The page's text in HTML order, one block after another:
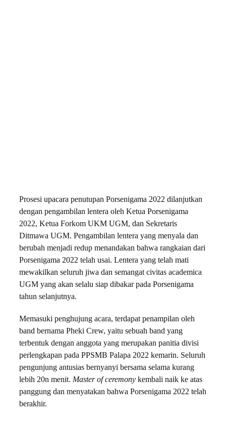
Prosesi upacara penutupan Porsenigama 2022 dilanjutkan
dengan pengambilan lentera oleh Ketua Porsenigama
2022, Ketua Forkom UKM UGM, dan Sekretaris
Ditmawa UGM. Pengambilan lentera yang menyala dan
berubah menjadi redup menandakan bahwa rangkaian dari
Porsenigama 2022 telah usai. Lentera yang telah mati
mewakilkan seluruh jiwa dan semangat civitas academica
UGM yang akan selalu siap dibakar pada Porsenigama
tahun selanjutnya.
Memasuki penghujung acara, terdapat penampilan oleh
band bernama Pheki Crew, yaitu sebuah band yang
terbentuk dengan anggota yang merupakan panitia divisi
perlengkapan pada PPSMB Palapa 2022 kemarin. Seluruh
pengunjung antusias bernyanyi bersama selama kurang
lebih 20n menit. Master of ceremony kembali naik ke atas
panggung dan menyatakan bahwa Porsenigama 2022 telah
berakhir.